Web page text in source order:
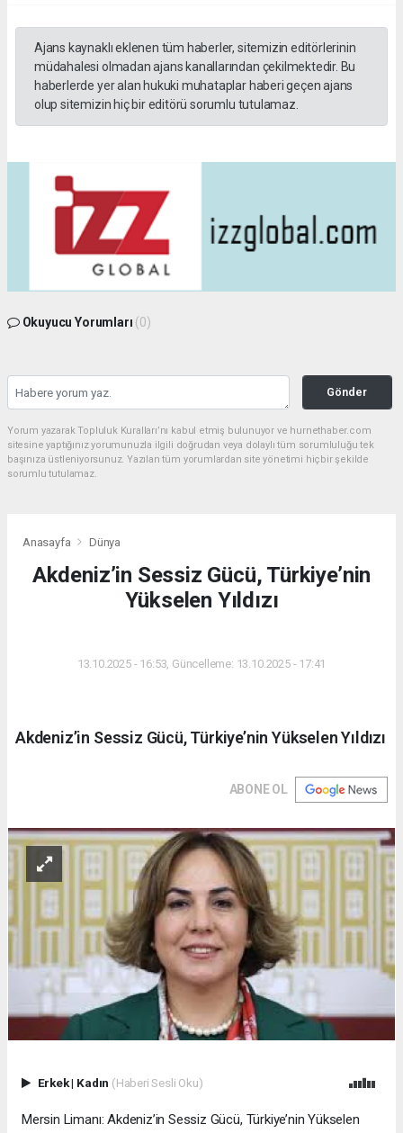
Ajans kaynaklı eklenen tüm haberler, sitemizin editörlerinin
müdahalesi olmadan ajans kanallarından çekilmektedir. Bu
haberlerde yer alan hukuki muhataplar haberi geçen ajans
olup sitemizin hiç bir editörü sorumlu tutulamaz.
Okuyucu Yorumları (0)
Gönder
Yorum yazarak Topluluk Kuralları’nı kabul etmiş bulunuyor ve hurnethaber.com
sitesine yaptığınız yorumunuzla ilgili doğrudan veya dolaylı tüm sorumluluğu tek
başınıza üstleniyorsunuz. Yazılan tüm yorumlardan site yönetimi hiçbir şekilde
sorumlu tutulamaz.
Anasayfa Dünya
Akdeniz’in Sessiz Gücü, Türkiye’nin
Yükselen Yıldızı
13.10.2025 - 16:53, Güncelleme: 13.10.2025 - 17:41
Akdeniz’in Sessiz Gücü, Türkiye’nin Yükselen Yıldızı
ABONE OL
Erkek| Kadın (Haberi Sesli Oku)
Mersin Limanı: Akdeniz’in Sessiz Gücü, Türkiye’nin Yükselen